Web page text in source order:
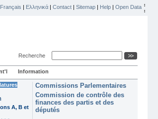
Français | Ελληνικά | Contact | Sitemap | Help | Open Data
Recherche
Information
A, B et
Commissions Parlementaires
Commission de contrôle des
finances des partis et des
députés